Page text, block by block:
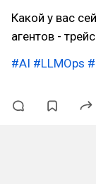
Какой у вас
агентов -
#AI #LLMOps